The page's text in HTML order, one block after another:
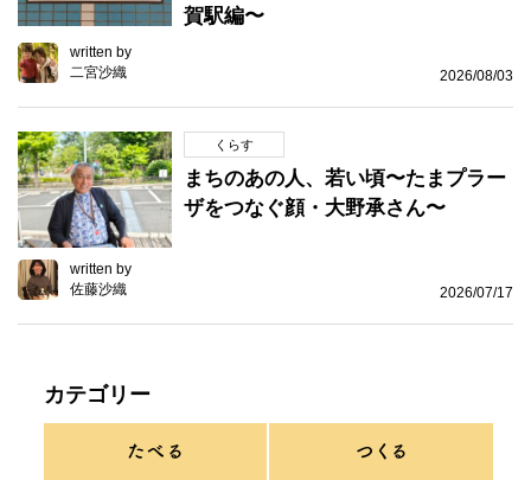
賀駅編〜
written by
二宮沙織
2026/08/03
くらす
まちのあの人、若い頃〜たまプラー
ザをつなぐ顔・大野承さん〜
written by
佐藤沙織
2026/07/17
カテゴリー